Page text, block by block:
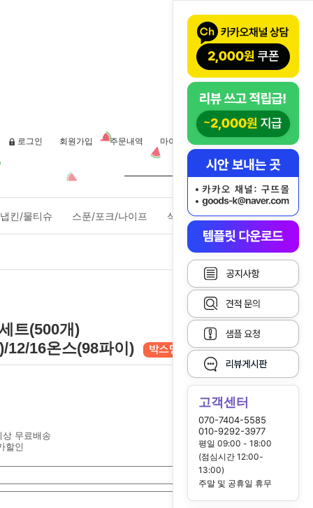
고객센터
070-7404-5585
010-9292-3977
평일 09:00 - 18:00
(점심시간 12:00-
13:00)
주말 및 공휴일 휴무
로그인 회원가입 주문내역 마이페이지
냅킨/물티슈 스푼/포크/나이프 식품포장용기
트(500개)
12/16온스(98파이)
무료배송
할인